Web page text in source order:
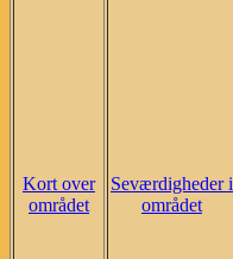
Kort over
området
Seværdigheder i
området